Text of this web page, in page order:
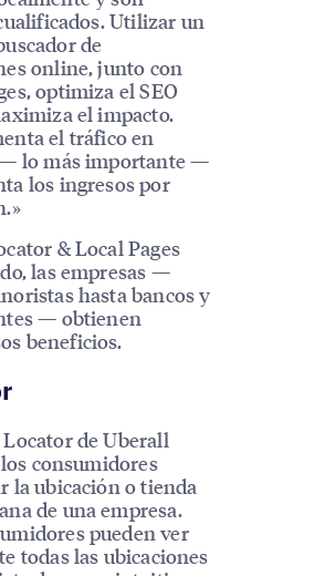
Utilizar un
de
online, junto con
optimiza el SEO
el impacto.
el tráfico en
lo más importante —
los ingresos por
& Local Pages
las empresas —
hasta bancos y
— obtienen
beneficios.
de Uberall
consumidores
la ubicación o tienda
de una empresa.
pueden ver
todas las ubicaciones